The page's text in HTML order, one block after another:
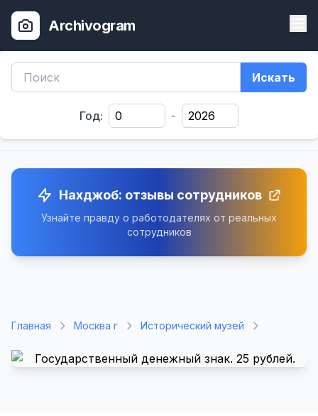
Archivogram
Искать
Год: -
Нахджоб: отзывы сотрудников
Узнайте правду о работодателях от реальных
сотрудников
Главная Москва г Исторический музей